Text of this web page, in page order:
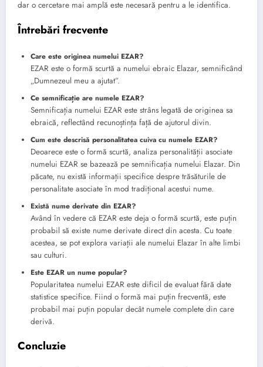
dar o cercetare mai amplă este necesară pentru a le identifica.
Întrebări frecvente
Care este originea numelui EZAR?
EZAR este o formă scurtă a numelui ebraic Elazar, semnificând
„Dumnezeul meu a ajutat”.
Ce semnificație are numele EZAR?
Semnificația numelui EZAR este strâns legată de originea sa
ebraică, reflectând recunoștința față de ajutorul divin.
Cum este descrisă personalitatea cuiva cu numele EZAR?
Deoarece este o formă scurtă, analiza personalității asociate
numelui EZAR se bazează pe semnificația numelui Elazar. Din
păcate, nu există informații specifice despre trăsăturile de
personalitate asociate în mod tradițional acestui nume.
Există nume derivate din EZAR?
Având în vedere că EZAR este deja o formă scurtă, este puțin
probabil să existe nume derivate direct din acesta. Cu toate
acestea, se pot explora variații ale numelui Elazar în alte limbi
sau culturi.
Este EZAR un nume popular?
Popularitatea numelui EZAR este dificil de evaluat fără date
statistice specifice. Fiind o formă mai puțin frecventă, este
probabil mai puțin popular decât numele complete din care
derivă.
Concluzie